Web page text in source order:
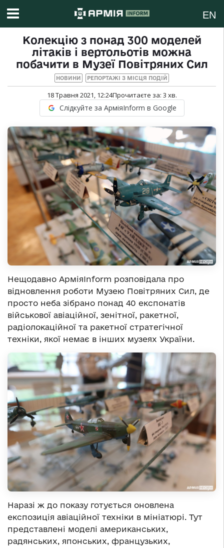
EN
Колекцію з понад 300 моделей
літаків і вертольотів можна
побачити в Музеї Повітряних Сил
НОВИНИ РЕПОРТАЖІ З МІСЦЯ ПОДІЙ
18 Травня 2021, 12:24Прочитаєте за: 3 хв.
Слідкуйте за АрміяInform в Google
Нещодавно АрміяInform розповідала про
відновлення роботи Музею Повітряних Сил, де
просто неба зібрано понад 40 експонатів
військової авіаційної, зенітної, ракетної,
радіолокаційної та ракетної стратегічної
техніки, якої немає в інших музеях України.
Наразі ж до показу готується оновлена
експозиція авіаційної техніки в мініатюрі. Тут
представлені моделі американських,
радянських, японських, французьких,